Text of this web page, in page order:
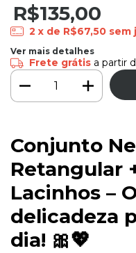
R$135,00
2 x de R$67,50 sem
Ver mais detalhes
Frete grátis a partir
Conjunto
Retangular
Lacinhos –
delicadeza
dia! 🎀💖